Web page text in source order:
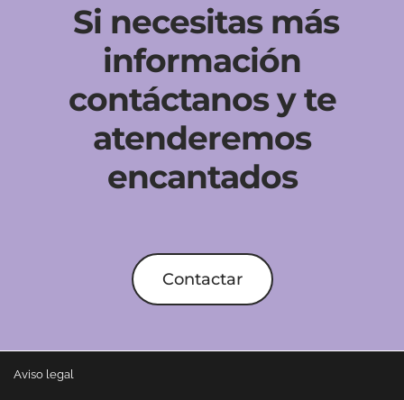
Si necesitas más
información
contáctanos y te
atenderemos
encantados
Contactar
Aviso legal